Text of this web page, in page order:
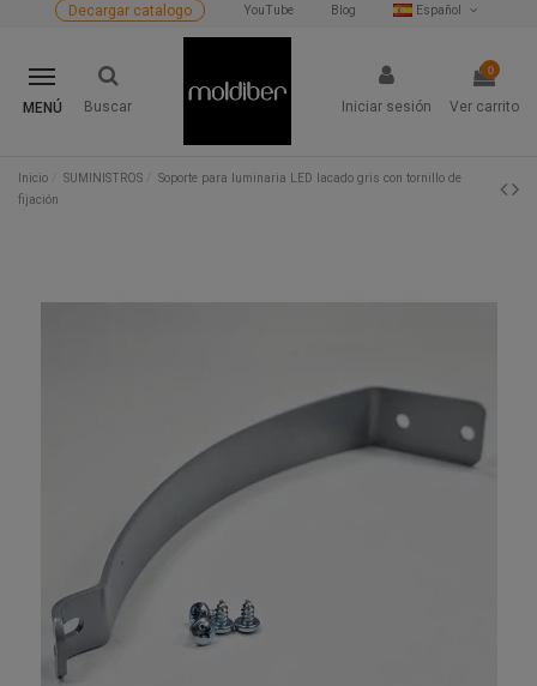
Español
Blog
YouTube
Decargar catalogo
MENÚ Buscar Iniciar sesión
0
Ver carrito
Inicio SUMINISTROS
Soporte para luminaria LED lacado gris con tornillo de
fijación